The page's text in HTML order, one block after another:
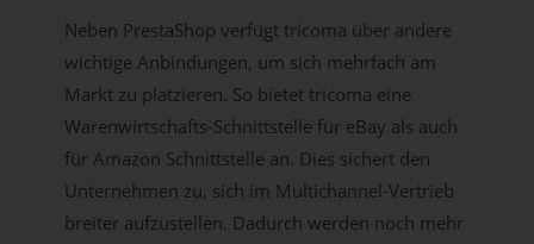
Neben PrestaShop verfügt tricoma über andere
wichtige Anbindungen, um sich mehrfach am
Markt zu platzieren. So bietet tricoma eine
Warenwirtschafts-Schnittstelle für eBay als auch
für Amazon Schnittstelle an. Dies sichert den
Unternehmen zu, sich im Multichannel-Vertrieb
breiter aufzustellen. Dadurch werden noch mehr